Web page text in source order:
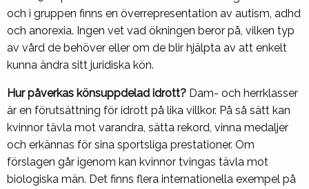
och i gruppen finns en överrepresentation av autism, adhd
och anorexia. Ingen vet vad ökningen beror på, vilken typ
av vård de behöver eller om de blir hjälpta av att enkelt
kunna ändra sitt juridiska kön.
Hur påverkas könsuppdelad idrott? Dam- och herrklasser
är en förutsättning för idrott på lika villkor. På så sätt kan
kvinnor tävla mot varandra, sätta rekord, vinna medaljer
och erkännas för sina sportsliga prestationer. Om
förslagen går igenom kan kvinnor tvingas tävla mot
biologiska män. Det finns flera internationella exempel på